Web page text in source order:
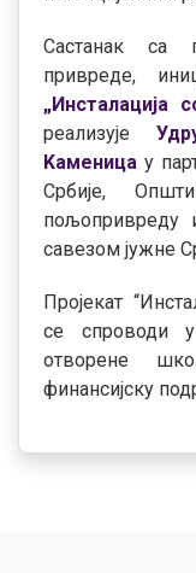
Састанак са
привреде,
„Инсталација
реализује
Kаменица у
Србије,
пољопривреду
савезом јужне
Пројекат
се спроводи у
отворене
финансијску